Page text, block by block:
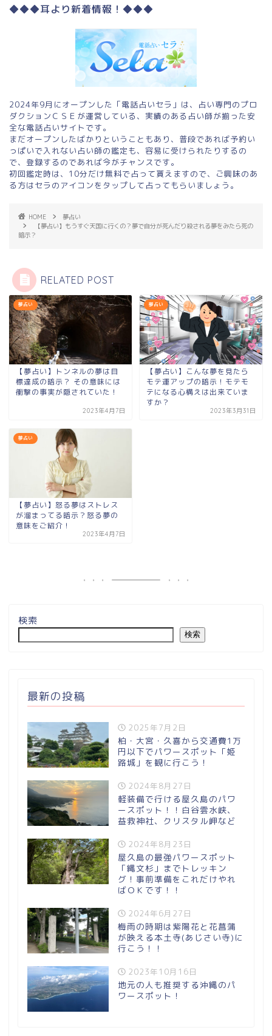
◆◆◆耳より新着情報！◆◆◆
2024年9月にオープンした「電話占いセラ」は、占い専門のプロ
ダクションＣＳＥが運営している、実績のある占い師が揃った安
全な電話占いサイトです。
まだオープンしたばかりということもあり、普段であれば予約い
っぱいで入れない占い師の鑑定も、容易に受けられたりするの
で、登録するのであれば今がチャンスです。
初回鑑定時は、10分だけ無料で占って貰えますので、ご興味のあ
る方はセラのアイコンをタップして占ってもらいましょう。
HOME
夢占い
【夢占い】もうすぐ天国に行くの？夢で自分が死んだり殺される夢をみたら死の
暗示？
RELATED POST
夢占い
【夢占い】トンネルの夢は目
標達成の暗示？ その意味には
衝撃の事実が隠されていた！
2023年4月7日
夢占い
【夢占い】こんな夢を見たら
モテ運アップの暗示！モテモ
テになる心構えは出来ていま
すか？
2023年3月31日
夢占い
【夢占い】怒る夢はストレス
が溜まってる暗示？怒る夢の
意味をご紹介！
2023年4月7日
検索
検索
最新の投稿
2025年7月2日
柏・大宮・久喜から交通費1万
円以下でパワースポット「姫
路城」を観に行こう！
2024年8月27日
軽装備で行ける屋久島のパワ
ースポット！！白谷雲水峡、
益救神社、クリスタル岬など
2024年8月23日
屋久島の最強パワースポット
「縄文杉」までトレッキン
グ！事前準備をこれだけやれ
ばＯＫです！！
2024年6月27日
梅雨の時期は紫陽花と花菖蒲
が映える本土寺(あじさい寺)に
行こう！！
2023年10月16日
地元の人も推奨する沖縄のパ
ワースポット！